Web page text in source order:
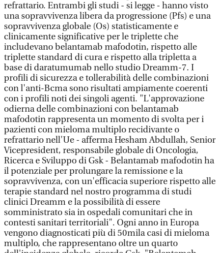
refrattario. Entrambi gli studi - si legge - hanno visto
una sopravvivenza libera da progressione (Pfs) e una
sopravvivenza globale (Os) statisticamente e
clinicamente significative per le triplette che
includevano belantamab mafodotin, rispetto alle
triplette standard di cura e rispetto alla tripletta a
base di daratumumab nello studio Dreamm-7. I
profili di sicurezza e tollerabilità delle combinazioni
con l'anti-Bcma sono risultati ampiamente coerenti
con i profili noti dei singoli agenti. "L'approvazione
odierna delle combinazioni con belantamab
mafodotin rappresenta un momento di svolta per i
pazienti con mieloma multiplo recidivante o
refrattario nell'Ue - afferma Hesham Abdullah, Senior
Vicepresident, responsabile globale di Oncologia,
Ricerca e Sviluppo di Gsk - Belantamab mafodotin ha
il potenziale per prolungare la remissione e la
sopravvivenza, con un'efficacia superiore rispetto alle
terapie standard nel nostro programma di studi
clinici Dreamm e la possibilità di essere
somministrato sia in ospedali comunitari che in
contesti sanitari territoriali". Ogni anno in Europa
vengono diagnosticati più di 50mila casi di mieloma
multiplo, che rappresentano oltre un quarto